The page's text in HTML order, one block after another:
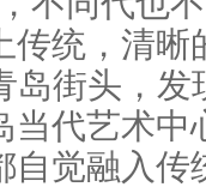
传统，清
街头，发
当代艺术
自觉融入